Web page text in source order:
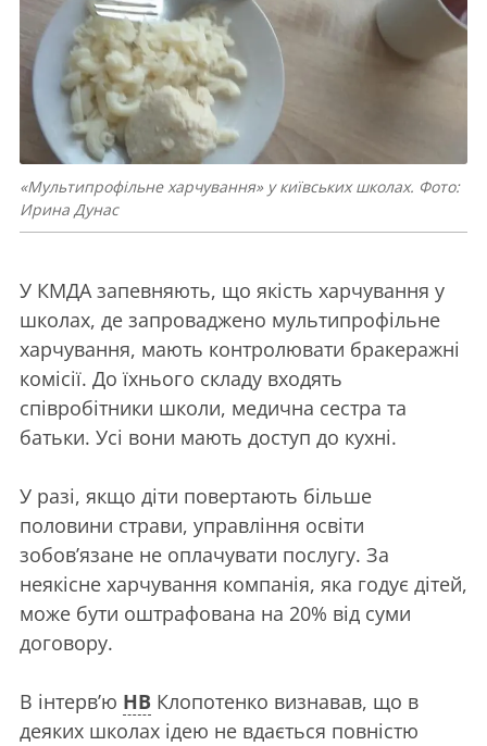
«Мультипрофільне харчування» у київських школах. Фото:
Ирина Дунас
У КМДА запевняють, що якість харчування у
школах, де запроваджено мультипрофільне
харчування, мають контролювати бракеражні
комісії. До їхнього складу входять
співробітники школи, медична сестра та
батьки. Усі вони мають доступ до кухні.
У разі, якщо діти повертають більше
половини страви, управління освіти
зобов’язане не оплачувати послугу. За
неякісне харчування компанія, яка годує дітей,
може бути оштрафована на 20% від суми
договору.
В інтерв’ю НВ Клопотенко визнавав, що в
деяких школах ідею не вдається повністю